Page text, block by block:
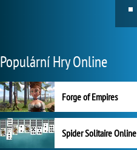
Populární Hry Online
Forge of Empires
Spider Solitaire Online